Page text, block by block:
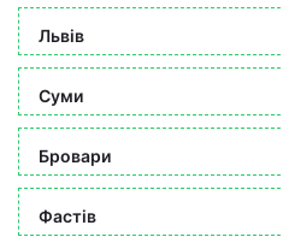
Львів
Суми
Бровари
Фастів